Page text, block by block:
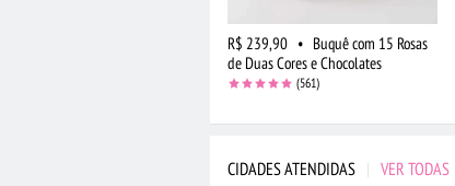
R$ 239,90 • Buquê com 15 Rosas
de Duas Cores e Chocolates
(561)
CIDADES ATENDIDAS | VER TODAS